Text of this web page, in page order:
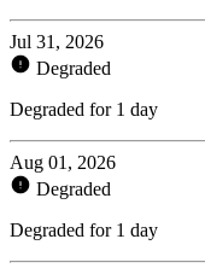
Jul 31, 2026
Degraded
Degraded for 1 day
Aug 01, 2026
Degraded
Degraded for 1 day